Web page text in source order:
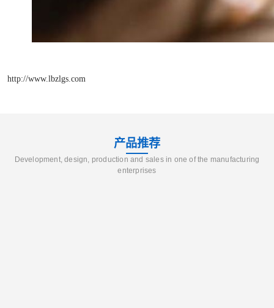
http://www.lbzlgs.com
产品推荐
Development, design, production and sales in one of the manufacturing
enterprises